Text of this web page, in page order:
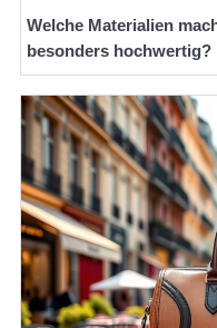
Welche Materialien
besonders hochwertig?